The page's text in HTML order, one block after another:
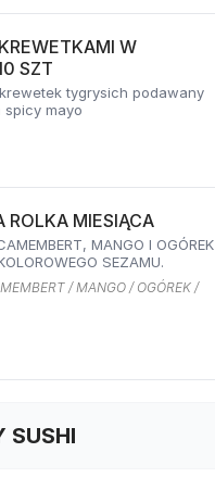
W
SZT
krewetek tygrysich podawany
spicy mayo
ROLKA MIESIĄCA
MANGO I OGÓREK
SEZAMU.
/ MANGO / OGÓREK /
SUSHI